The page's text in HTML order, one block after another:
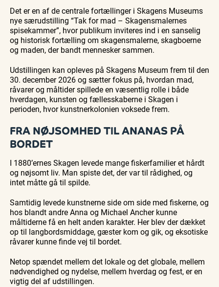
bussen
fra 1937
bussen
med
Det er en af de centrale fortællinger i Skagens Museums
nye særudstilling “Tak for mad – Skagensmalernes
spisekammer”, hvor publikum inviteres ind i en sanselig
og historisk fortælling om skagensmalerne, skagboerne
og maden, der bandt mennesker sammen.
Udstillingen kan opleves på Skagens Museum frem til den
30. december 2026 og sætter fokus på, hvordan mad,
råvarer og måltider spillede en væsentlig rolle i både
hverdagen, kunsten og fællesskaberne i Skagen i
perioden, hvor kunstnerkolonien voksede frem.
FRA NØJSOMHED TIL ANANAS PÅ
BORDET
I 1880’ernes Skagen levede mange fiskerfamilier et hårdt
og nøjsomt liv. Man spiste det, der var til rådighed, og
intet måtte gå til spilde.
Samtidig levede kunstnerne side om side med fiskerne, og
hos blandt andre Anna og Michael Ancher kunne
måltiderne få en helt anden karakter. Her blev der dækket
op til langbordsmiddage, gæster kom og gik, og eksotiske
råvarer kunne finde vej til bordet.
Netop spændet mellem det lokale og det globale, mellem
nødvendighed og nydelse, mellem hverdag og fest, er en
vigtig del af udstillingen.